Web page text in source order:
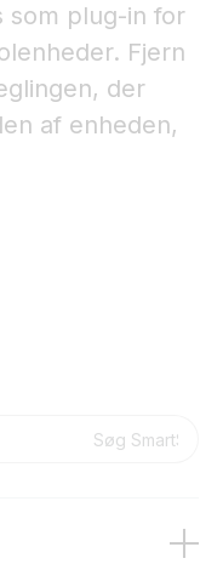
som plug-in for
Fjern
der
af enheden,